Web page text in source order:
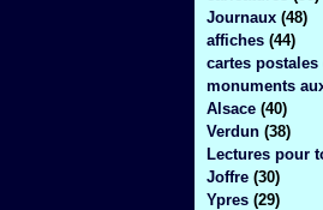
Journaux (48)
affiches (44)
cartes postales
monuments
Alsace (40)
Verdun (38)
Lectures pour
Joffre (30)
Ypres (29)